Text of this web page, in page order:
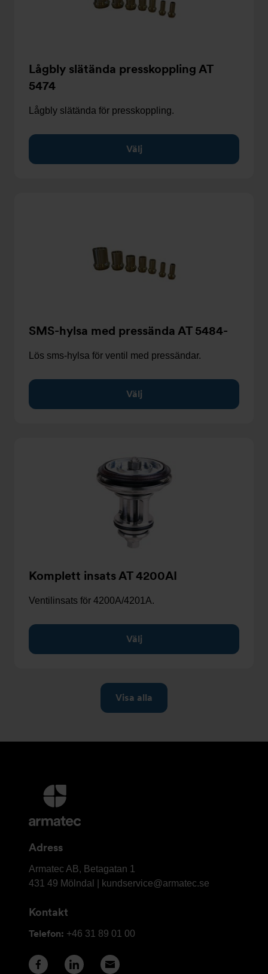
Lågbly slätända presskoppling AT
5474
Lågbly slätända för presskoppling.
Välj
SMS-hylsa med pressända AT 5484-
Lös sms-hylsa för ventil med pressändar.
Välj
Komplett insats AT 4200AI
Ventilinsats för 4200A/4201A.
Välj
Ytterligare
information
och
Adress
Armatec
AB
Armatec AB, Betagatan 1
431 49 Mölndal |
kundservice@armatec.se
Kontakt
Telefon: +46 31 89 01 00